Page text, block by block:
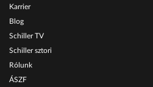
Karrier
Blog
Schiller TV
Schiller sztori
Rólunk
ÁSZF